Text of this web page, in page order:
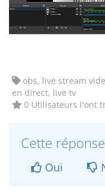
obs, live stream
en direct, live tv
0 Utilisateurs l'ont
Cette
Oui